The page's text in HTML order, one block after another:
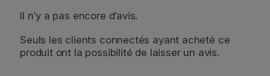
Il n’y a pas encore d’avis.
Seuls les clients connectés ayant acheté ce
produit ont la possibilité de laisser un avis.